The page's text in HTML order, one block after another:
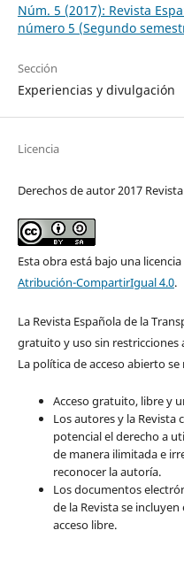
Núm. 5 (2017): Revista
número 5 (Segundo
Sección
Experiencias y divulgación
Licencia
Derechos de autor 2017
Esta obra está bajo una
Atribución-CompartirIgual 4.0.
La Revista Española de la
gratuito y uso sin restricciones
La política de acceso abierto
Acceso gratuito, libre y
Los autores y la Revista
potencial el derecho a
de manera ilimitada e
reconocer la autoría.
Los documentos
de la Revista se
acceso libre.